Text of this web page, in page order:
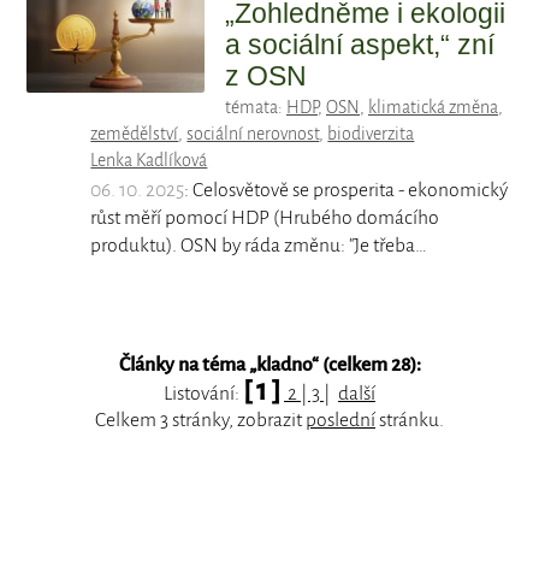
„Zohledněme i ekologii
a sociální aspekt,“ zní
z OSN
témata: HDP, OSN, klimatická změna,
zemědělství,sociální nerovnost, biodiverzita
Lenka Kadlíková
06. 10. 2025: Celosvětově se prosperita - ekonomický
růst měří pomocí HDP (Hrubého domácího
produktu). OSN by ráda změnu: "Je třeba…
Články na téma „kladno“ (celkem 28):
Listování: [ 1 ] 2 3
další
Celkem 3 stránky, zobrazitposlednístránku.